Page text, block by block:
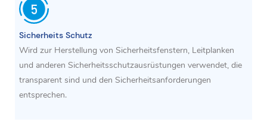
Sicherheits Schutz
Wird zur Herstellung von Sicherheitsfenstern, Leitplanken
und anderen Sicherheitsschutzausrüstungen verwendet, die
transparent sind und den Sicherheitsanforderungen
entsprechen.